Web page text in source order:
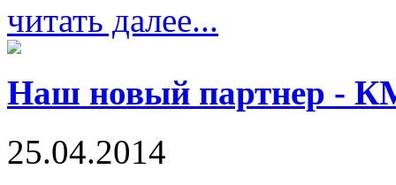
читать далее...
Наш новый партнер -
25.04.2014